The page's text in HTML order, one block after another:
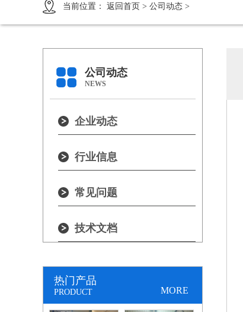
当前位置： 返回首页 > 公司动态 >
公司动态
NEWS
企业动态
行业信息
常见问题
技术文档
热门产品
PRODUCT MORE